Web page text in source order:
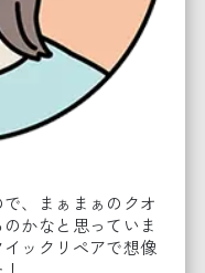
、まぁまぁのクオ
かなと思っていま
ックリペアで想像